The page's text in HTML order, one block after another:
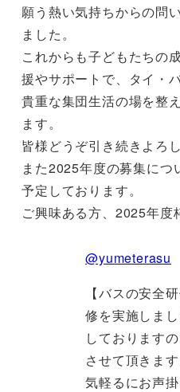
願う熱い気持ちからの問
ました。
これからも子どもたちの
援やサポートで、タイ・
貴重な集団生活の場を整
ます。
皆様どうぞ引き続きよろ
また2025年度の募集に
予定しております。
ご興味ある方、2025年度
@yumeterasu
【バスの安全
修を実施しま
しております
させて頂きま
気軽るにお声